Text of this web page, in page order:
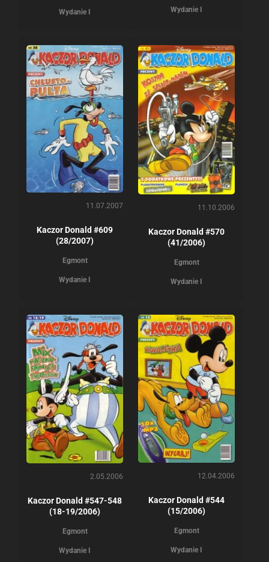
Wydanie I Wydanie I
11.07.2007
Kaczor Donald #609
(28/2007)
Egmont
Wydanie I
11.10.2006
Kaczor Donald #570
(41/2006)
Egmont
Wydanie I
2.05.2006
Kaczor Donald #547-548
(18-19/2006)
Egmont
Wydanie I
12.04.2006
Kaczor Donald #544
(15/2006)
Egmont
Wydanie I